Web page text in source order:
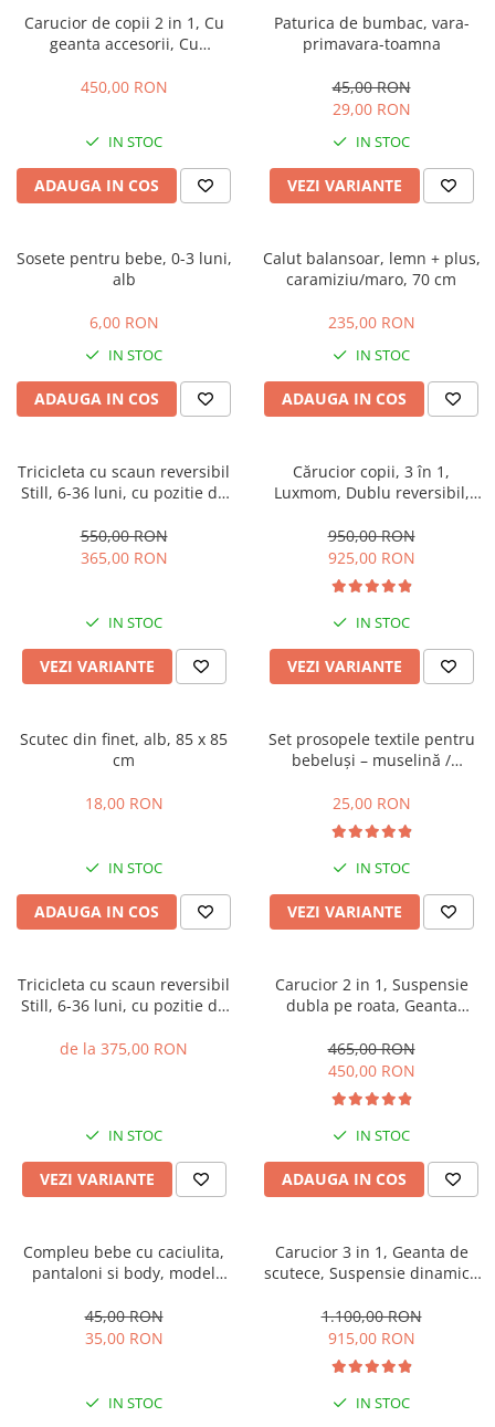
Carucior de copii 2 in 1, Cu
geanta accesorii, Cu
Pliabil ergonomic, Belecoo,
450,00 RON
IN STOC
ADAUGA IN COS
Paturica de bumbac, vara-
primavara-toamna
45,00 RON
29,00 RON
IN STOC
VEZI VARIANTE
Sosete pentru bebe, 0-3 luni,
alb
6,00 RON
IN STOC
ADAUGA IN COS
Calut balansoar, lemn + plus,
caramiziu/maro, 70 cm
235,00 RON
IN STOC
ADAUGA IN COS
Tricicleta cu scaun reversibil
Still, 6-36 luni, cu pozitie de
muzica, Jazz
550,00 RON
365,00 RON
IN STOC
VEZI VARIANTE
Cărucior copii, 3 în 1,
Luxmom, Dublu reversibil,
Manusi de iarna, Roti
antieroziune off-road, Husa
de ploaie si insecte
950,00 RON
925,00 RON
IN STOC
VEZI VARIANTE
Scutec din finet, alb, 85 x 85
cm
18,00 RON
IN STOC
ADAUGA IN COS
Set prosopele textile pentru
bebeluși – muselină /
25,00 RON
IN STOC
VEZI VARIANTE
Tricicleta cu scaun reversibil
Still, 6-36 luni, cu pozitie de
plina
de la 375,00 RON
IN STOC
VEZI VARIANTE
Carucior 2 in 1, Suspensie
dubla pe roata, Geanta
Belecoo, turcoaz
465,00 RON
450,00 RON
IN STOC
ADAUGA IN COS
Compleu bebe cu caciulita,
pantaloni si body, model
45,00 RON
35,00 RON
IN STOC
Carucior 3 in 1, Geanta de
scutece, Suspensie dinamica
aluminiu
1.100,00 RON
915,00 RON
IN STOC